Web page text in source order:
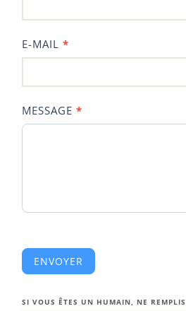
E-MAIL*
MESSAGE*
ENVOYER
SI VOUS ÊTES UN HUMAIN, NE